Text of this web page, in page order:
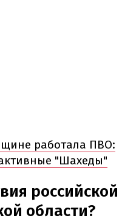
работала ПВО:
"Шахеды"
российской
области?